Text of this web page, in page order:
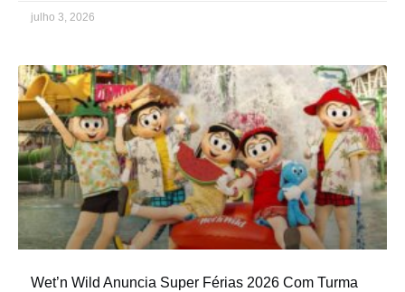
julho 3, 2026
Wet’n Wild Anuncia Super Férias 2026 Com Turma